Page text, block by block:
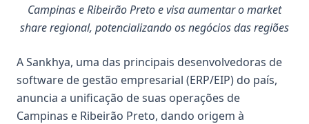
Campinas e Ribeirão Preto e visa aumentar o market
share regional, potencializando os negócios das regiões
A Sankhya, uma das principais desenvolvedoras de
software de gestão empresarial (ERP/EIP) do país,
anuncia a unificação de suas operações de
Campinas e Ribeirão Preto, dando origem à